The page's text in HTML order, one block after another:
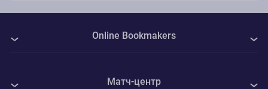
Матч-центр
Online Bookmakers